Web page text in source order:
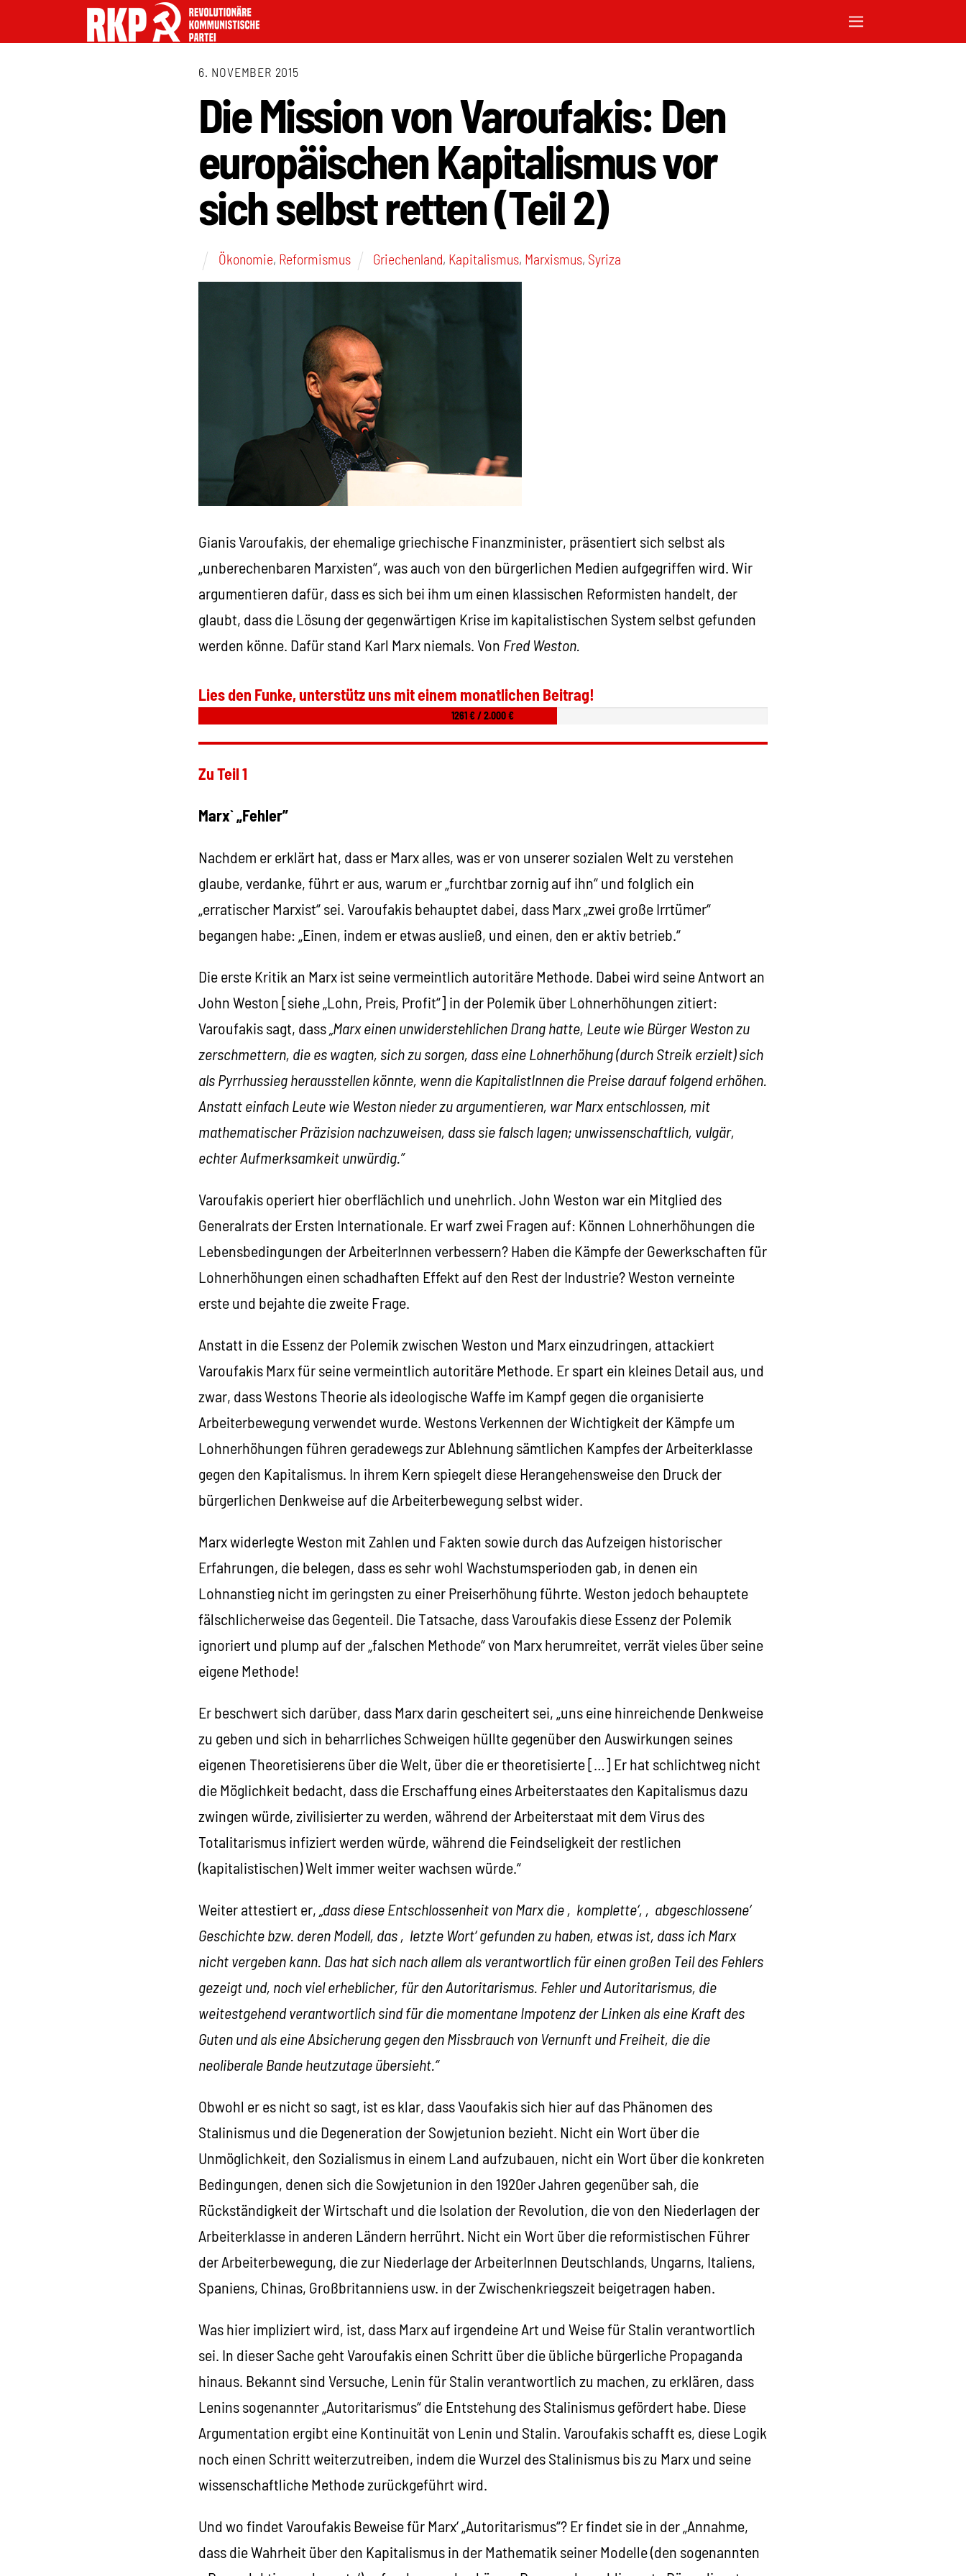
6. NOVEMBER 2015
Die Mission von Varoufakis: Den
europäischen Kapitalismus vor
sich selbst retten (Teil 2)
Ökonomie, Reformismus Griechenland, Kapitalismus, Marxismus, Syriza
Gianis Varoufakis, der ehemalige griechische Finanzminister, präsentiert sich selbst als
„unberechenbaren Marxisten“, was auch von den bürgerlichen Medien aufgegriffen wird. Wir
argumentieren dafür, dass es sich bei ihm um einen klassischen Reformisten handelt, der
glaubt, dass die Lösung der gegenwärtigen Krise im kapitalistischen System selbst gefunden
werden könne. Dafür stand Karl Marx niemals. Von Fred Weston.
Lies den Funke, unterstütz uns mit einem monatlichen Beitrag!
1261 € / 2.000 €
Zu Teil 1
Marx` „Fehler”
Nachdem er erklärt hat, dass er Marx alles, was er von unserer sozialen Welt zu verstehen
glaube, verdanke, führt er aus, warum er „furchtbar zornig auf ihn“ und folglich ein
„erratischer Marxist“ sei. Varoufakis behauptet dabei, dass Marx „zwei große Irrtümer“
begangen habe: „Einen, indem er etwas ausließ, und einen, den er aktiv betrieb.“
Die erste Kritik an Marx ist seine vermeintlich autoritäre Methode. Dabei wird seine Antwort an
John Weston [siehe „Lohn, Preis, Profit“] in der Polemik über Lohnerhöhungen zitiert:
Varoufakis sagt, dass „Marx einen unwiderstehlichen Drang hatte, Leute wie Bürger Weston zu
zerschmettern, die es wagten, sich zu sorgen, dass eine Lohnerhöhung (durch Streik erzielt) sich
als Pyrrhussieg herausstellen könnte, wenn die KapitalistInnen die Preise darauf folgend erhöhen.
Anstatt einfach Leute wie Weston nieder zu argumentieren, war Marx entschlossen, mit
mathematischer Präzision nachzuweisen, dass sie falsch lagen; unwissenschaftlich, vulgär,
echter Aufmerksamkeit unwürdig.”
Varoufakis operiert hier oberflächlich und unehrlich. John Weston war ein Mitglied des
Generalrats der Ersten Internationale. Er warf zwei Fragen auf: Können Lohnerhöhungen die
Lebensbedingungen der ArbeiterInnen verbessern? Haben die Kämpfe der Gewerkschaften für
Lohnerhöhungen einen schadhaften Effekt auf den Rest der Industrie? Weston verneinte
erste und bejahte die zweite Frage.
Anstatt in die Essenz der Polemik zwischen Weston und Marx einzudringen, attackiert
Varoufakis Marx für seine vermeintlich autoritäre Methode. Er spart ein kleines Detail aus, und
zwar, dass Westons Theorie als ideologische Waffe im Kampf gegen die organisierte
Arbeiterbewegung verwendet wurde. Westons Verkennen der Wichtigkeit der Kämpfe um
Lohnerhöhungen führen geradewegs zur Ablehnung sämtlichen Kampfes der Arbeiterklasse
gegen den Kapitalismus. In ihrem Kern spiegelt diese Herangehensweise den Druck der
bürgerlichen Denkweise auf die Arbeiterbewegung selbst wider.
Marx widerlegte Weston mit Zahlen und Fakten sowie durch das Aufzeigen historischer
Erfahrungen, die belegen, dass es sehr wohl Wachstumsperioden gab, in denen ein
Lohnanstieg nicht im geringsten zu einer Preiserhöhung führte. Weston jedoch behauptete
fälschlicherweise das Gegenteil. Die Tatsache, dass Varoufakis diese Essenz der Polemik
ignoriert und plump auf der „falschen Methode“ von Marx herumreitet, verrät vieles über seine
eigene Methode!
Er beschwert sich darüber, dass Marx darin gescheitert sei, „uns eine hinreichende Denkweise
zu geben und sich in beharrliches Schweigen hüllte gegenüber den Auswirkungen seines
eigenen Theoretisierens über die Welt, über die er theoretisierte […] Er hat schlichtweg nicht
die Möglichkeit bedacht, dass die Erschaffung eines Arbeiterstaates den Kapitalismus dazu
zwingen würde, zivilisierter zu werden, während der Arbeiterstaat mit dem Virus des
Totalitarismus infiziert werden würde, während die Feindseligkeit der restlichen
(kapitalistischen) Welt immer weiter wachsen würde.“
Weiter attestiert er, „dass diese Entschlossenheit von Marx die ‚komplette‘, ‚abgeschlossene‘
Geschichte bzw. deren Modell, das ‚letzte Wort‘ gefunden zu haben, etwas ist, dass ich Marx
nicht vergeben kann. Das hat sich nach allem als verantwortlich für einen großen Teil des Fehlers
gezeigt und, noch viel erheblicher, für den Autoritarismus. Fehler und Autoritarismus, die
weitestgehend verantwortlich sind für die momentane Impotenz der Linken als eine Kraft des
Guten und als eine Absicherung gegen den Missbrauch von Vernunft und Freiheit, die die
neoliberale Bande heutzutage übersieht.“
Obwohl er es nicht so sagt, ist es klar, dass Vaoufakis sich hier auf das Phänomen des
Stalinismus und die Degeneration der Sowjetunion bezieht. Nicht ein Wort über die
Unmöglichkeit, den Sozialismus in einem Land aufzubauen, nicht ein Wort über die konkreten
Bedingungen, denen sich die Sowjetunion in den 1920er Jahren gegenüber sah, die
Rückständigkeit der Wirtschaft und die Isolation der Revolution, die von den Niederlagen der
Arbeiterklasse in anderen Ländern herrührt. Nicht ein Wort über die reformistischen Führer
der Arbeiterbewegung, die zur Niederlage der ArbeiterInnen Deutschlands, Ungarns, Italiens,
Spaniens, Chinas, Großbritanniens usw. in der Zwischenkriegszeit beigetragen haben.
Was hier impliziert wird, ist, dass Marx auf irgendeine Art und Weise für Stalin verantwortlich
sei. In dieser Sache geht Varoufakis einen Schritt über die übliche bürgerliche Propaganda
hinaus. Bekannt sind Versuche, Lenin für Stalin verantwortlich zu machen, zu erklären, dass
Lenins sogenannter „Autoritarismus“ die Entstehung des Stalinismus gefördert habe. Diese
Argumentation ergibt eine Kontinuität von Lenin und Stalin. Varoufakis schafft es, diese Logik
noch einen Schritt weiterzutreiben, indem die Wurzel des Stalinismus bis zu Marx und seine
wissenschaftliche Methode zurückgeführt wird.
Und wo findet Varoufakis Beweise für Marx‘ „Autoritarismus“? Er findet sie in der „Annahme,
dass die Wahrheit über den Kapitalismus in der Mathematik seiner Modelle (den sogenannten